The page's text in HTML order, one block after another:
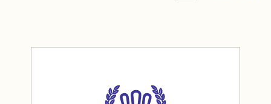
ワカヤマ第1冨士ホテル